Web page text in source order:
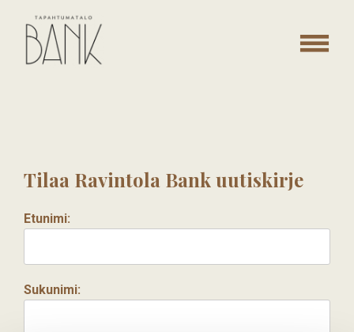
to
content
Tilaa Ravintola Bank uutiskirje
Etunimi:
Sukunimi: